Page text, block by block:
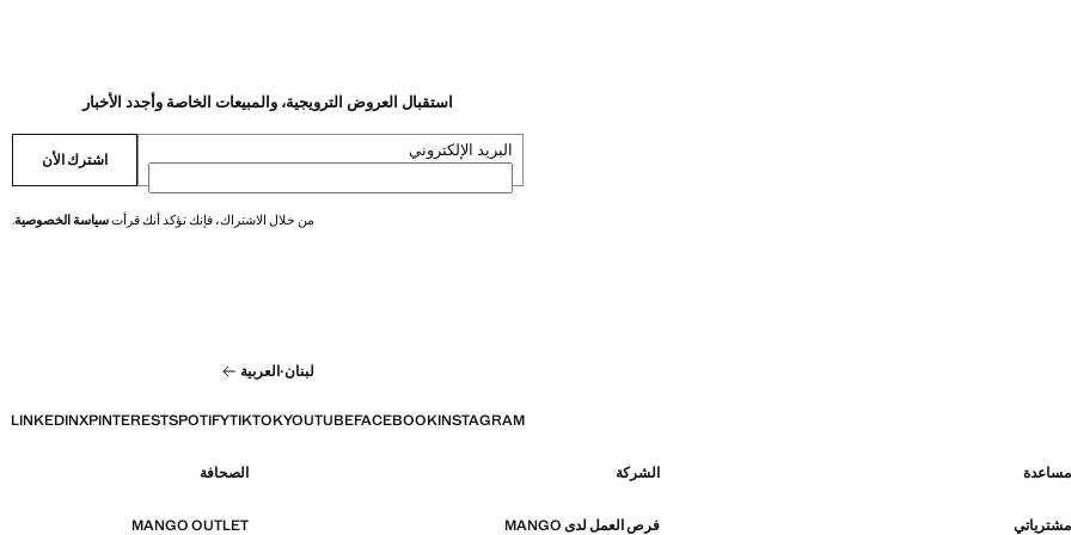
استقبال العروض الترويجية، والمبيعات الخاصة وأجدد الأخبار
البريد الإلكتروني اشترك الأن
من خلال الاشتراك، فإنك تؤكد أنك قرأتسياسة الخصوصية.
لبنان·العربية
INSTAGRAM
FACEBOOK
YOUTUBE
TIKTOK
SPOTIFY
PINTEREST
X
LINKEDIN
مساعدة الشركة الصحافة
مشترياتي فرص العمل لدى MANGO MANGO OUTLET